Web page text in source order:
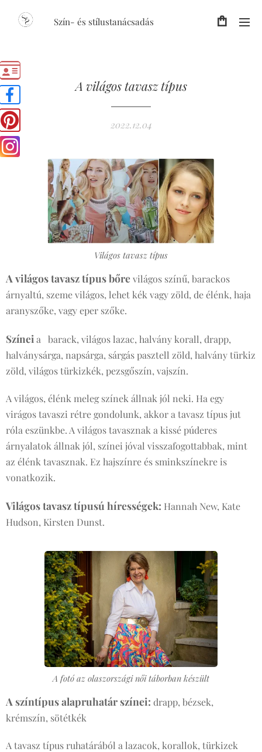
Szín- és stílustanácsadás
A világos tavasz típus
2022.12.04
Világos tavasz típus
A világos tavasz típus bőrevilágos színű, barackos
árnyaltú, szeme világos, lehet kék vagy zöld, de élénk, haja
aranyszőke, vagy eper szőke.
Színei a barack, világos lazac, halvány korall, drapp,
halványsárga, napsárga, sárgás pasztell zöld, halvány türkiz
zöld, világos türkizkék, pezsgőszín, vajszín.
A világos, élénk meleg színek állnak jól neki. Ha egy
virágos tavaszi rétre gondolunk, akkor a tavasz típus jut
róla eszünkbe. A világos tavasznak a kissé púderes
árnyalatok állnak jól, színei jóval visszafogottabbak, mint
az élénk tavasznak. Ez hajszínre és sminkszínekre is
vonatkozik.
Világos tavasz típusú hírességek: Hannah New, Kate
Hudson, Kirsten Dunst.
A fotó az olaszországi női táborban készült
A színtípus alapruhatár színei: drapp, bézsek,
krémszín, sötétkék
A tavasz típus ruhatárából a lazacok, korallok, türkizek